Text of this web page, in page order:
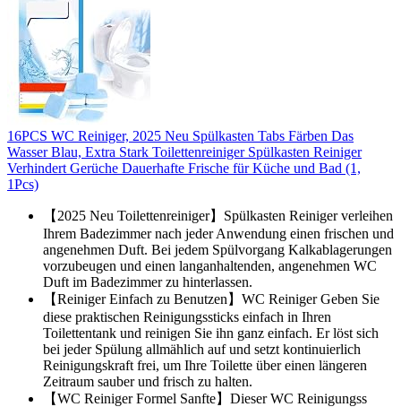
16PCS WC Reiniger, 2025 Neu Spülkasten Tabs Färben Das
Wasser Blau, Extra Stark Toilettenreiniger Spülkasten Reiniger
Verhindert Gerüche Dauerhafte Frische für Küche und Bad (1,
1Pcs)
【2025 Neu Toilettenreiniger】Spülkasten Reiniger verleihen
Ihrem Badezimmer nach jeder Anwendung einen frischen und
angenehmen Duft. Bei jedem Spülvorgang Kalkablagerungen
vorzubeugen und einen langanhaltenden, angenehmen WC
Duft im Badezimmer zu hinterlassen.
【Reiniger Einfach zu Benutzen】WC Reiniger Geben Sie
diese praktischen Reinigungssticks einfach in Ihren
Toilettentank und reinigen Sie ihn ganz einfach. Er löst sich
bei jeder Spülung allmählich auf und setzt kontinuierlich
Reinigungskraft frei, um Ihre Toilette über einen längeren
Zeitraum sauber und frisch zu halten.
【WC Reiniger Formel Sanfte】Dieser WC Reinigungss